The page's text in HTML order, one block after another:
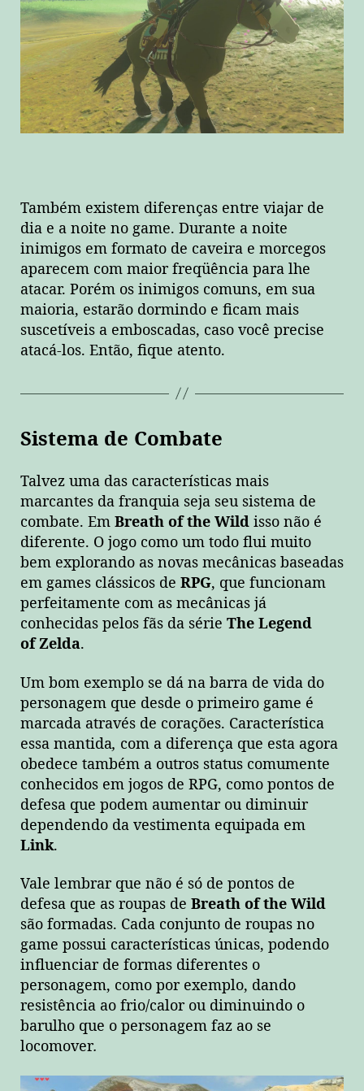
Também existem diferenças entre viajar de
dia e a noite no game. Durante a noite
inimigos em formato de caveira e morcegos
aparecem com maior freqüência para lhe
atacar. Porém os inimigos comuns, em sua
maioria, estarão dormindo e ficam mais
suscetíveis a emboscadas, caso você precise
atacá-los. Então, fique atento.
Sistema de Combate
Talvez uma das características mais
marcantes da franquia seja seu sistema de
combate. Em Breath of the Wild isso não é
diferente. O jogo como um todo flui muito
bem explorando as novas mecânicas baseadas
em games clássicos de RPG, que funcionam
perfeitamente com as mecânicas já
conhecidas pelos fãs da série The Legend
of Zelda.
Um bom exemplo se dá na barra de vida do
personagem que desde o primeiro game é
marcada através de corações. Característica
essa mantida, com a diferença que esta agora
obedece também a outros status comumente
conhecidos em jogos de RPG, como pontos de
defesa que podem aumentar ou diminuir
dependendo da vestimenta equipada em
Link.
Vale lembrar que não é só de pontos de
defesa que as roupas de Breath of the Wild
são formadas. Cada conjunto de roupas no
game possui características únicas, podendo
influenciar de formas diferentes o
personagem, como por exemplo, dando
resistência ao frio/calor ou diminuindo o
barulho que o personagem faz ao se
locomover.